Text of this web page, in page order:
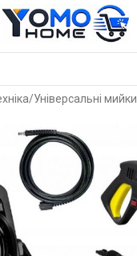
/Універсальні мийки